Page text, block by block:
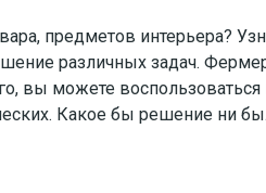
предметов интерьера?
различных задач.
вы можете
Какое бы решение ни